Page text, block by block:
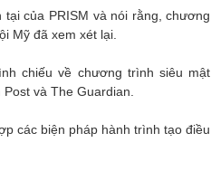
của PRISM và nói rằng, chương
Mỹ đã xem xét lại.
chiếu về chương trình siêu mật
và The Guardian.
các biện pháp hành trình tạo điều